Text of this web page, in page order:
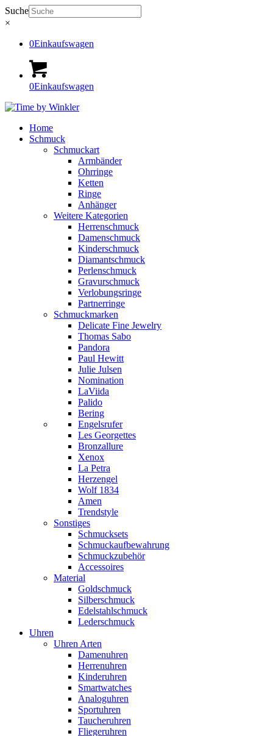
Suche
×
0Einkaufswagen
0Einkaufswagen
Home
Schmuck
Schmuckart
Armbänder
Ohrringe
Ketten
Ringe
Anhänger
Weitere Kategorien
Herrenschmuck
Damenschmuck
Kinderschmuck
Diamantschmuck
Perlenschmuck
Gravurschmuck
Verlobungsringe
Partnerringe
Schmuckmarken
Delicate Fine Jewelry
Thomas Sabo
Pandora
Paul Hewitt
Julie Julsen
Nomination
LaViida
Palido
Bering
Engelsrufer
Les Georgettes
Bronzallure
Xenox
La Petra
Herzengel
Wolf 1834
Amen
Trendstyle
Sonstiges
Schmucksets
Schmuckaufbewahrung
Schmuckzubehör
Accessoires
Material
Goldschmuck
Silberschmuck
Edelstahlschmuck
Lederschmuck
Uhren
Uhren Arten
Damenuhren
Herrenuhren
Kinderuhren
Smartwatches
Analoguhren
Sportuhren
Taucheruhren
Fliegeruhren